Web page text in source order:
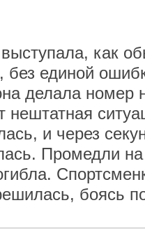
как
единой
делала номер
нештатная
и через
Промедли
боясь